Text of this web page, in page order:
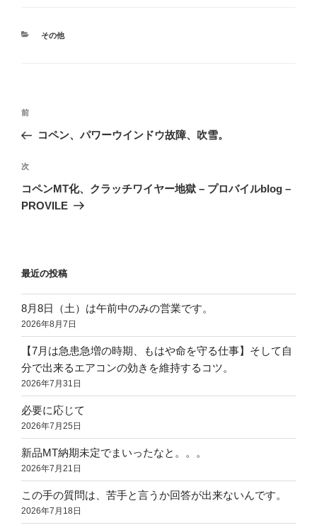
カ
その他
投
ナ
ビ
ゲ
ー
前
の
稿
前
コペン、パワーウインドウ故障、吹雪。
次
の
投
次
コペンMT化、クラッチワイヤー地獄 – プロバイルblog –
PROVILE
最近の投稿
8月8日（土）は午前中のみの営業です。
2026年8月7日
【7月は急患急増の時期、もはや命を守る仕事】そして自
分で出来るエアコンの効きを維持するコツ。
2026年7月31日
必要に応じて
2026年7月25日
新品MT納期未定でまいったなと。。。
2026年7月21日
この手の質問は、苦手と言うか回答が出来ないんです。
2026年7月18日